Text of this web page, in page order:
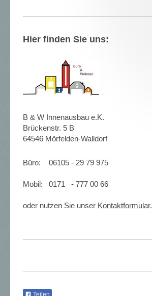
Hier finden Sie uns:
B & W Innenausbau e.K.
Brückenstr. 5 B
64546 Mörfelden-Walldorf
Büro: 06105 - 29 79 975
Mobil: 0171 - 777 00 66
oder nutzen Sie unser Kontaktformular.
Teilen